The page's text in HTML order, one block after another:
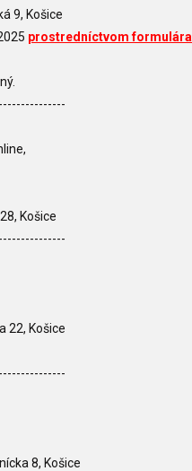
9, Košice
prostredníctvom formulára
Košice
22, Košice
8, Košice